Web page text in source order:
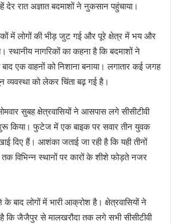
रात अज्ञात बदमाशों ने नुकसान पहुंचाया।
में लोगों की भीड़ जुट गई और पूरे क्षेत्र में भय और
स्थानीय नागरिकों का कहना है कि बदमाशों ने
एक वाहनों को निशाना बनाया। लगातार कई जगह
व्यवस्था को लेकर चिंता बढ़ गई है।
सुबह क्षेत्रवासियों ने आसपास लगे सीसीटीवी
किया। फुटेज में एक बाइक पर सवार तीन युवक
दिए हैं। आशंका जताई जा रही है कि यही तीनों
विभिन्न स्थानों पर कारों के शीशे फोड़ते नजर
बाद लोगों में भारी आक्रोश है। क्षेत्रवासियों ने
कि जैजैपुर से मालखरौदा तक लगे सभी सीसीटीवी